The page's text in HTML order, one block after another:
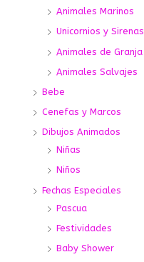
Animales Marinos
Unicornios y Sirenas
Animales de Granja
Animales Salvajes
Bebe
Cenefas y Marcos
Dibujos Animados
Niñas
Niños
Fechas Especiales
Pascua
Festividades
Baby Shower